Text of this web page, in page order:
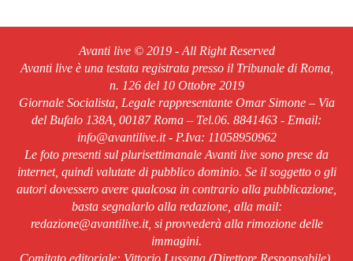
Avanti live © 2019 - All Right Reserved
Avanti live è una testata registrata presso il Tribunale di Roma,
n. 126 del 10 Ottobre 2019
Giornale Socialista, Legale rappresentante Omar Simone – Via
del Bufalo 138A, 00187 Roma – Tel.06. 8841463 - Email:
info@avantilive.it - P.Iva: 11058950962
Le foto presenti sul plurisettimanale Avanti live sono prese da
internet, quindi valutate di pubblico dominio. Se il soggetto o gli
autori dovessero avere qualcosa in contrario alla pubblicazione,
basta segnalarlo alla redazione, alla mail:
redazione@avantilive.it, si provvederà alla rimozione delle
immagini.